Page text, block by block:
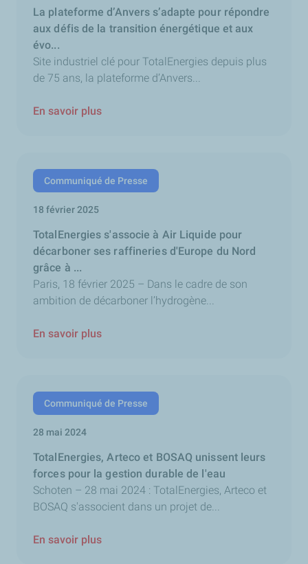
La plateforme d’Anvers s’adapte pour répondre
aux défis de la transition énergétique et aux
évo...
Site industriel clé pour TotalEnergies depuis plus
de 75 ans, la plateforme d’Anvers...
En savoir plus
Communiqué de Presse
18 février 2025
TotalEnergies s'associe à Air Liquide pour
décarboner ses raffineries d'Europe du Nord
grâce à ...
Paris, 18 février 2025 – Dans le cadre de son
ambition de décarboner l’hydrogène...
En savoir plus
Communiqué de Presse
28 mai 2024
TotalEnergies, Arteco et BOSAQ unissent leurs
forces pour la gestion durable de l'eau
Schoten – 28 mai 2024 : TotalEnergies, Arteco et
BOSAQ s'associent dans un projet de...
En savoir plus